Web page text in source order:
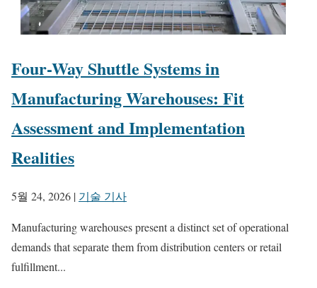
Four-Way Shuttle Systems in
Manufacturing Warehouses: Fit
Assessment and Implementation
Realities
5월 24, 2026 | 기술 기사
Manufacturing warehouses present a distinct set of operational
demands that separate them from distribution centers or retail
fulfillment...